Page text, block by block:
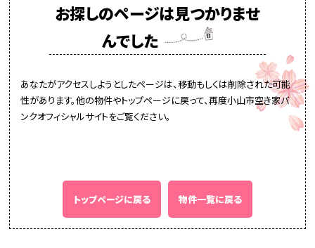
お探しのページは見つかりませ
んでした
あなたがアクセスしようとしたページは、移動もしくは削除された可能
性があります。他の物件やトップページに戻って、再度小山市空き家バ
ンクオフィシャルサイトをご覧ください。
トップページに戻る 物件一覧に戻る